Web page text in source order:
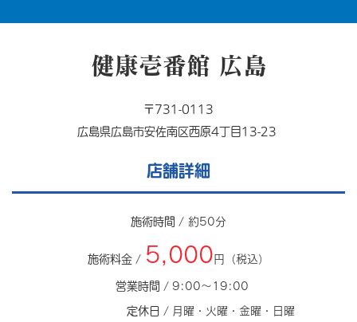
健康壱番館 広島
〒731-0113
広島県広島市安佐南区西原4丁目13-23
店舗詳細
施術時間 / 約50分
施術料金 / 5,000円（税込）
営業時間 / 9:00～19:00
定休日 / 月曜・火曜・金曜・日曜